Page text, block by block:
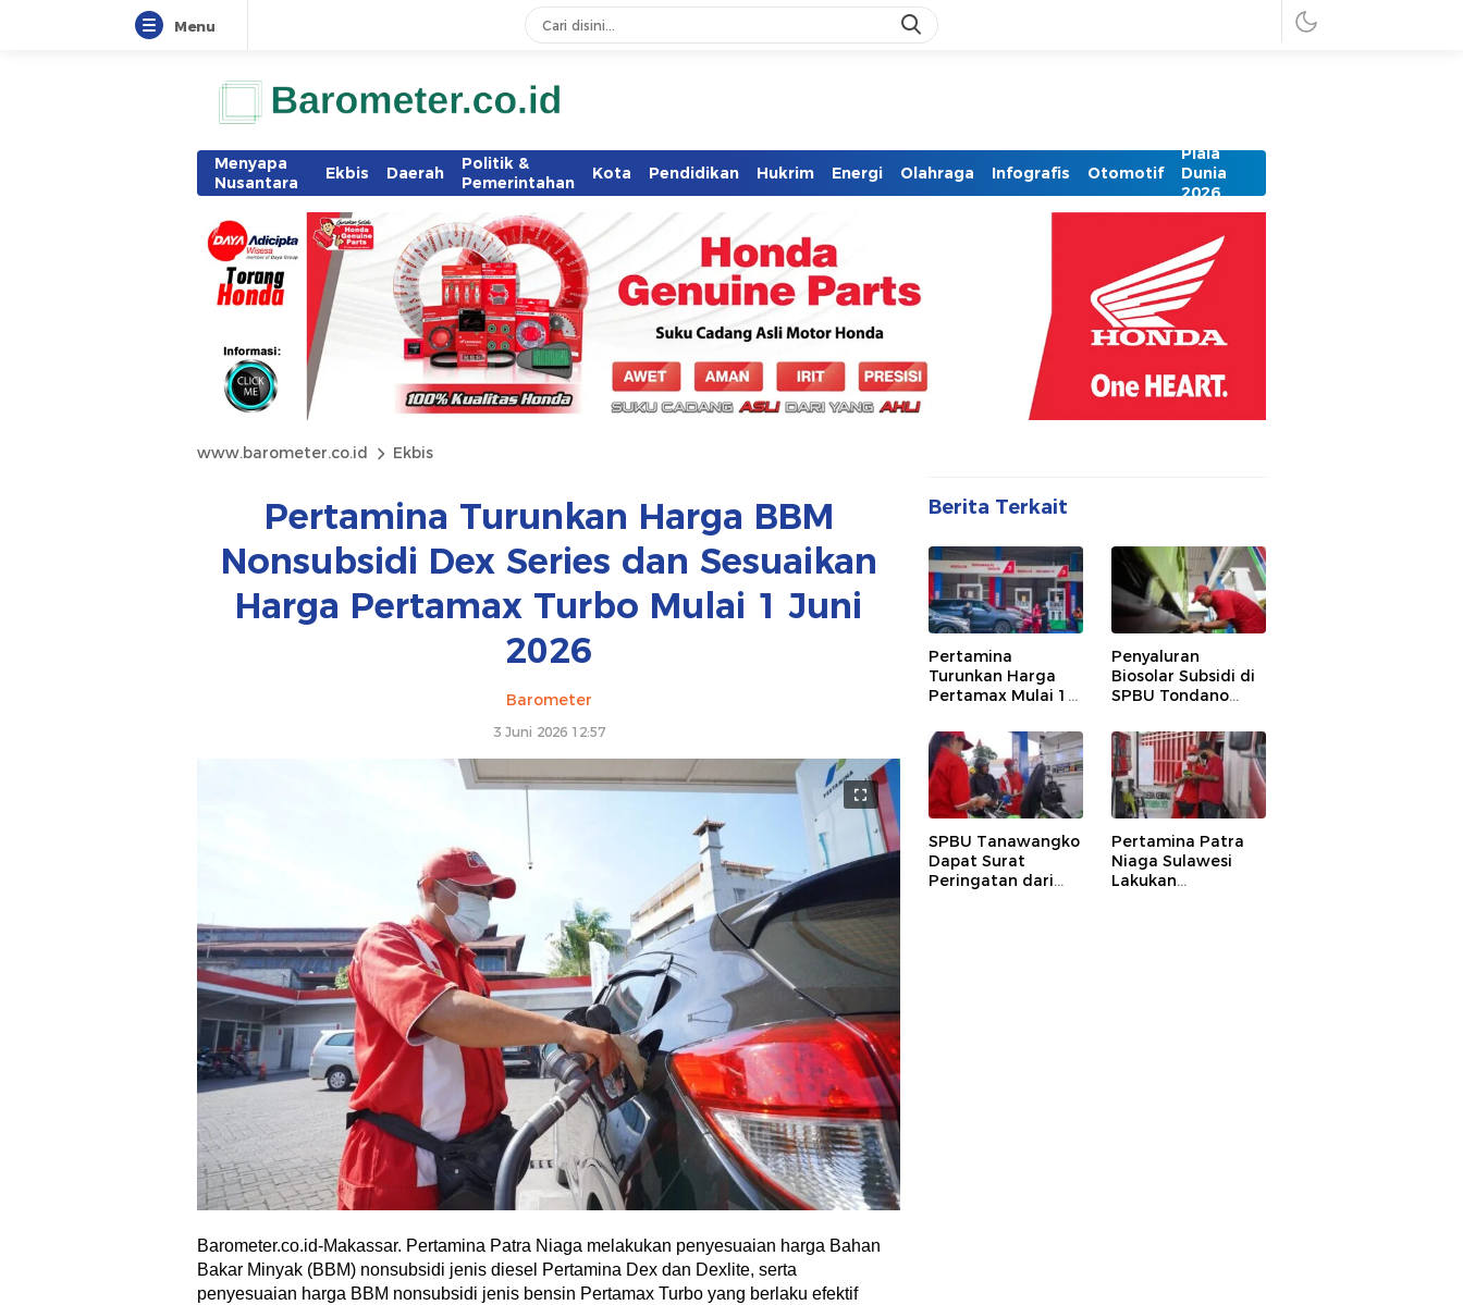
Menu
Menyapa
Nusantara
Ekbis Daerah
Politik &
Pemerintahan
Kota Pendidikan Hukrim Energi Olahraga Infografis Otomotif
Piala
Dunia
2026
www.barometer.co.id Ekbis
Pertamina Turunkan Harga BBM
Nonsubsidi Dex Series dan Sesuaikan
Harga Pertamax Turbo Mulai 1 Juni
2026
Barometer
3 Juni 2026 12:57
Barometer.co.id-Makassar. Pertamina Patra Niaga melakukan penyesuaian harga Bahan
Bakar Minyak (BBM) nonsubsidi jenis diesel Pertamina Dex dan Dexlite, serta
penyesuaian harga BBM nonsubsidi jenis bensin Pertamax Turbo yang berlaku efektif
Berita Terkait
Pertamina
Turunkan Harga
Pertamax Mulai 1
Penyaluran
Biosolar Subsidi di
SPBU Tondano
Pertamina
Temukan adanya
Kesalahan
Prosedur
SPBU Tanawangko
Dapat Surat
Peringatan dari
Pertamina Patra
Niaga Sulawesi
Lakukan